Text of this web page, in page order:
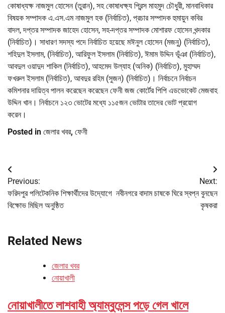
কোষাধ্যক্ষ নাজমুল হোসেন (তুরান), সহ কোষাধক্ষ্য প্রিন্স মাহমুদ চৌধুরী, মানবাধিকার
বিষয়ক সম্পাদক এ.এস.এম নাজমুল হক (নির্বাচিত), প্রচার সম্পাদক হুমায়ুন কবির
বাদল, দপ্তর সম্পাদক জাহেদ হোসেন, সহ-দপ্তর সম্পাদক মোশারফ হোসেন খন্দকার
(নির্বাচিত)। সাধারণ সদস্য পদে নির্বাচিত হয়েছে মঈনুল হোসেন (মজনু) (নির্বাচিত),
শহিদুল ইসলাম, (নির্বাচিত), আরিফুল ইসলাম (নির্বাচিত), ঈমাম উদ্দিন ভূঁঞা (নির্বাচিত),
আবদুল ওয়াদুদ শাকিল (নির্বাচিত), আহমেদ উল্যাহ (অনিক) (নির্বাচিত), মুহাম্মদ
ফখরুল ইসলাম (নির্বাচিত), আবদুর রহিম (সুজন) (নির্বাচিত)। নির্বাচনে নির্বাচন
কমিশনার দায়িত্ব পালন করেছেন করেছেন ফেনী জজ কোর্টের পিপি এডভোকেট মেজবাহ
উদ্দিন খান। নির্বাচনে ১২৩ ভোটের মধ্যে ১১৫জন ভোটার তাদের ভোট প্রয়োগ
করেন।
Posted in জেলার খবর, ফেনী
Post
navigation
Previous:
ফরিদপুর পলিটেকনিক শিক্ষার্থীদের উদ্যোগে
বিক্ষোভ মিছিল অনুষ্ঠিত
Next:
নবীনগরে বাদাম চাষকে ঘিরে স্বপ্ন বুনছেন
কৃষকরা
Related News
জেলার খবর
নোয়াখালী
নোয়াখালীতে লাশবাহী অ্যাম্বুলেন্স পড়ে গেল খালে